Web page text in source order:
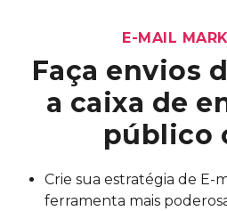
E-MAIL
Faça envios
a caixa de
público
Crie sua estratégia de E-
ferramenta mais